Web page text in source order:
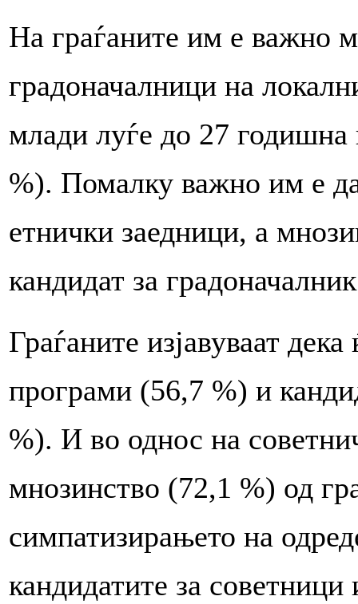
На граѓаните им е важно
градоначалници на
млади луѓе до 27
%). Помалку важно им е
етнички заедници, а
кандидат за
Граѓаните изјавуваат
програми (56,7 %) и
%). И во однос на
мнозинство (72,1 %) од
симпатизирањето на
кандидатите за